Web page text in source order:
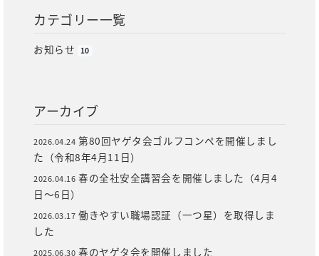
カテゴリー一覧
お知らせ 10
アーカイブ
2026.04.24 第80回ヤゲタ会ゴルフコンペを開催しまし
た（令和8年4月11日）
2026.04.16 春の全社安全講習会を開催しました（4月4
日～6日）
2026.03.17 働きやすい職場認証（一つ星）を取得しま
した
2025.06.30 春のヤゲタ会を開催しました